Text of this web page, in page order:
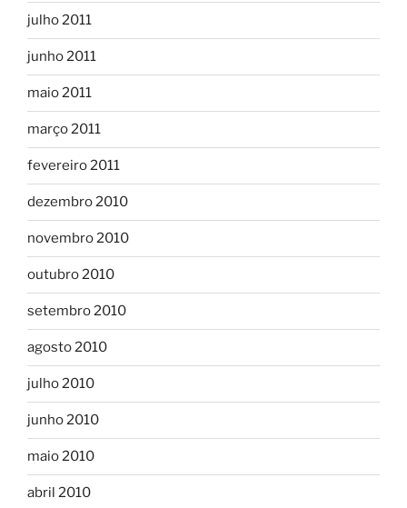
julho 2011
junho 2011
maio 2011
março 2011
fevereiro 2011
dezembro 2010
novembro 2010
outubro 2010
setembro 2010
agosto 2010
julho 2010
junho 2010
maio 2010
abril 2010